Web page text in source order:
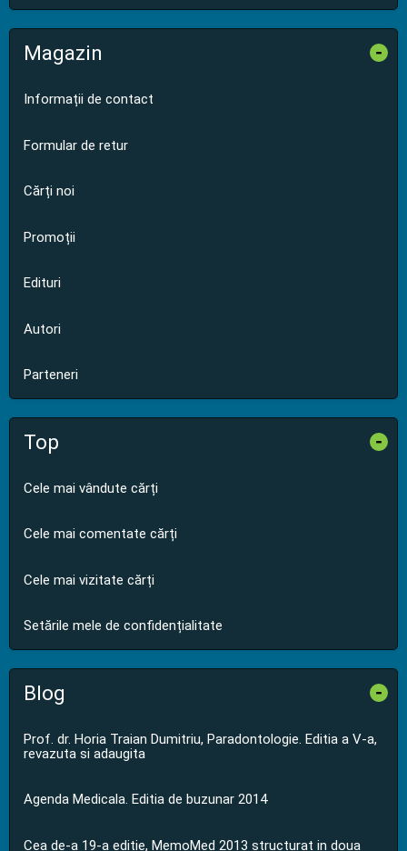
Magazin -
Informații de contact
Formular de retur
Cărți noi
Promoții
Edituri
Autori
Parteneri
Top -
Cele mai vândute cărți
Cele mai comentate cărți
Cele mai vizitate cărți
Setările mele de confidențialitate
Blog -
Prof. dr. Horia Traian Dumitriu, Paradontologie. Editia a V-a,
revazuta si adaugita
Agenda Medicala. Editia de buzunar 2014
Cea de-a 19-a editie, MemoMed 2013 structurat in doua